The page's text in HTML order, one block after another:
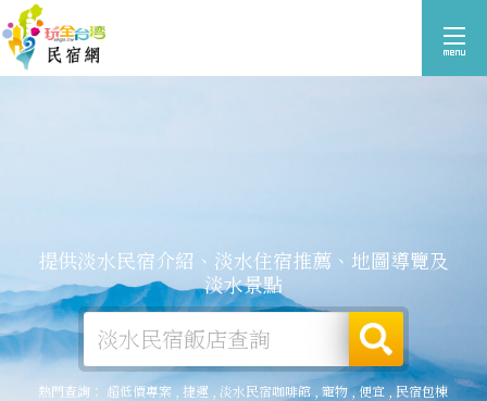
提供淡水民宿介紹、淡水住宿推薦、地圖導覽及
淡水景點
熱門查詢： 超低價專案 捷運 淡水民宿咖啡館 寵物,便宜,民宿包棟